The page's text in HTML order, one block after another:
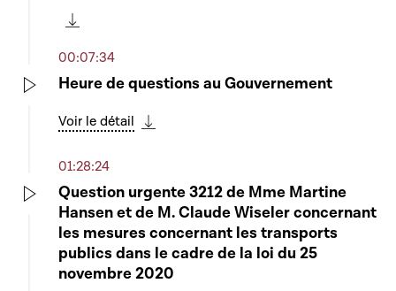
00:07:34
Heure de questions au Gouvernement
Voir le détail
01:28:24
Question urgente 3212 de Mme Martine
Hansen et de M. Claude Wiseler concernant
les mesures concernant les transports
publics dans le cadre de la loi du 25
novembre 2020